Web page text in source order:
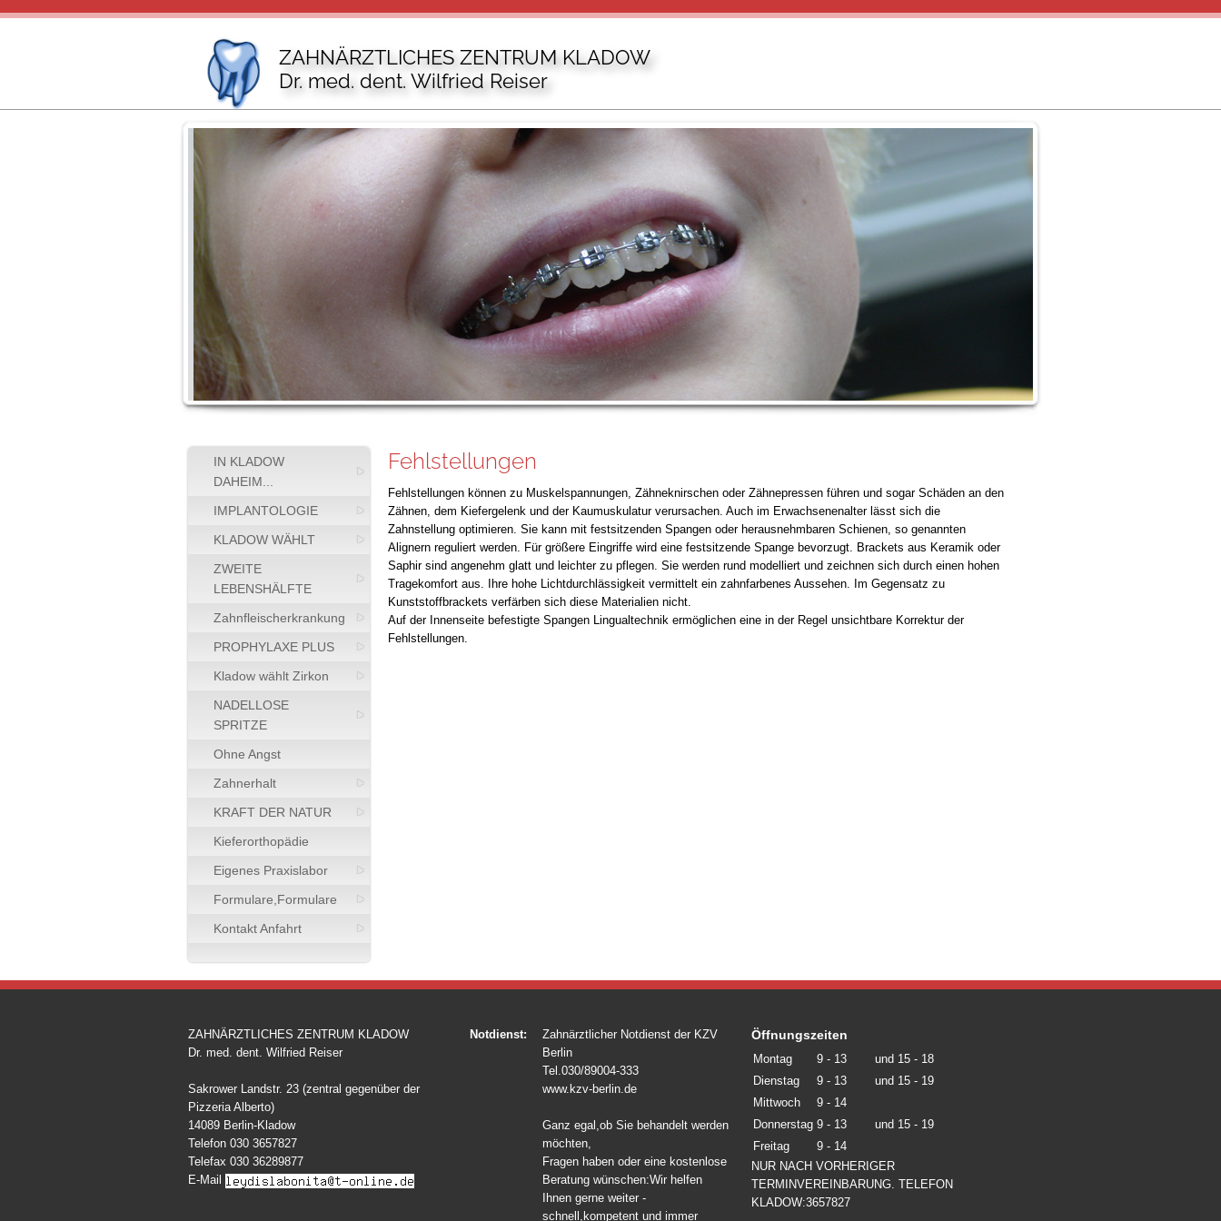
ZAHNÄRZTLICHES ZENTRUM KLADOW
Dr. med. dent. Wilfried Reiser
Telefon 030 3657827
Sakrower Landstr. 23 (zentral gegenüber der Pizzeria Alberto) · 14089 Berlin-Kladow
IN KLADOW
DAHEIM...
IMPLANTOLOGIE
KLADOW WÄHLT
ZWEITE
LEBENSHÄLFTE
Zahnfleischerkrankung
PROPHYLAXE PLUS
Kladow wählt Zirkon
NADELLOSE
SPRITZE
Ohne Angst
Zahnerhalt
KRAFT DER NATUR
Kieferorthopädie
Eigenes Praxislabor
Formulare,Formulare
Kontakt Anfahrt
Fehlstellungen
Fehlstellungen können zu Muskelspannungen, Zähneknirschen oder Zähnepressen führen und sogar Schäden an den
Zähnen, dem Kiefergelenk und der Kaumuskulatur verursachen. Auch im Erwachsenenalter lässt sich die
Zahnstellung optimieren. Sie kann mit festsitzenden Spangen oder herausnehmbaren Schienen, so genannten
Alignern reguliert werden. Für größere Eingriffe wird eine festsitzende Spange bevorzugt. Brackets aus Keramik oder
Saphir sind angenehm glatt und leichter zu pflegen. Sie werden rund modelliert und zeichnen sich durch einen hohen
Tragekomfort aus. Ihre hohe Lichtdurchlässigkeit vermittelt ein zahnfarbenes Aussehen. Im Gegensatz zu
Kunststoffbrackets verfärben sich diese Materialien nicht.
Auf der Innenseite befestigte Spangen Lingualtechnik ermöglichen eine in der Regel unsichtbare Korrektur der
Fehlstellungen.
ZAHNÄRZTLICHES ZENTRUM KLADOW
Dr. med. dent. Wilfried Reiser
Sakrower Landstr. 23 (zentral gegenüber der
Pizzeria Alberto)
14089 Berlin-Kladow
Telefon 030 3657827
Telefax 030 36289877
E-Mail
Notdienst:
Zahnärztlicher Notdienst der KZV
Berlin
Tel.030/89004-333
www.kzv-berlin.de
Ganz egal,ob Sie behandelt werden
möchten,
Fragen haben oder eine kostenlose
Beratung wünschen:Wir helfen
Ihnen gerne weiter -
schnell,kompetent und immer
Öffnungszeiten
Montag 9 - 13 und 15 - 18
Dienstag
9 - 13 und 15 - 19
Mittwoch
9 - 14
Donnerstag 9 - 13 und 15 - 19
Freitag
9 - 14
NUR NACH VORHERIGER
TERMINVEREINBARUNG. TELEFON
KLADOW:3657827